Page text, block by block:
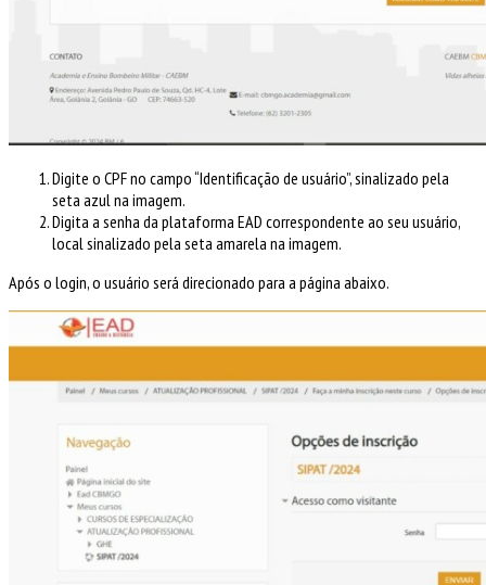
Digite o CPF no campo “Identificação de usuário”, sinalizado pela
seta azul na imagem.
Digita a senha da plataforma EAD correspondente ao seu usuário,
local sinalizado pela seta amarela na imagem.
Após o login, o usuário será direcionado para a página abaixo.